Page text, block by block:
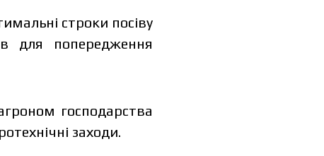
строки посіву
для попередження
господарства
заходи.